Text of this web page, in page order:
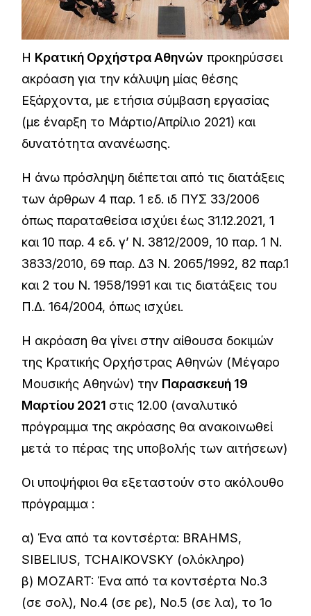
H Κρατική Ορχήστρα Αθηνών προκηρύσσει
ακρόαση για την κάλυψη μίας θέσης
Εξάρχοντα, με ετήσια σύμβαση εργασίας
(με έναρξη το Μάρτιο/Απρίλιο 2021) και
δυνατότητα ανανέωσης.
Η άνω πρόσληψη διέπεται από τις διατάξεις
των άρθρων 4 παρ. 1 εδ. ιδ ΠΥΣ 33/2006
όπως παραταθείσα ισχύει έως 31.12.2021, 1
και 10 παρ. 4 εδ. γ’ Ν. 3812/2009, 10 παρ. 1 Ν.
3833/2010, 69 παρ. Δ3 Ν. 2065/1992, 82 παρ.1
και 2 του Ν. 1958/1991 και τις διατάξεις του
Π.Δ. 164/2004, όπως ισχύει.
Η ακρόαση θα γίνει στην αίθουσα δοκιμών
της Κρατικής Ορχήστρας Αθηνών (Μέγαρο
Μουσικής Αθηνών) την Παρασκευή 19
Μαρτίου 2021 στις 12.00 (αναλυτικό
πρόγραμμα της ακρόασης θα ανακοινωθεί
μετά το πέρας της υποβολής των αιτήσεων)
Οι υποψήφιοι θα εξεταστούν στο ακόλουθο
πρόγραμμα :
α) Ένα από τα κοντσέρτα: BRAHMS,
SIBELIUS, TCHAI­ΚΟVSKY (ολόκληρο)
β) MOZART: Ένα από τα κοντσέρτα Νο.3
(σε σολ), Νο.4 (σε ρε), Νο.5 (σε λα), το 1ο